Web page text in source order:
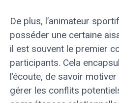
De plus, l’animateur
posséder une certaine
il est souvent le premier
participants. Cela
l’écoute, de savoir
gérer les conflits